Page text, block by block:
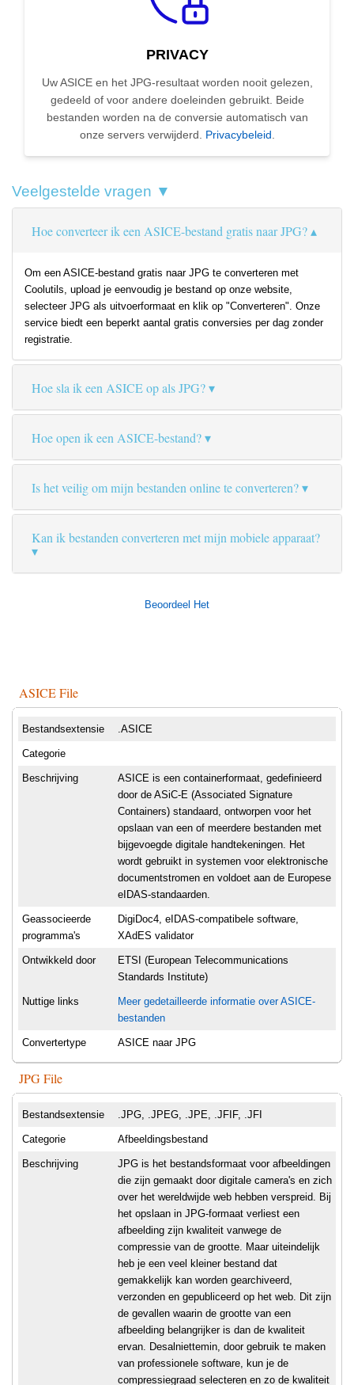
PRIVACY
Uw ASICE en het JPG-resultaat worden nooit gelezen,
gedeeld of voor andere doeleinden gebruikt. Beide
bestanden worden na de conversie automatisch van
onze servers verwijderd. Privacybeleid
Veelgestelde vragen ▼
Hoe converteer ik een ASICE-bestand gratis naar JPG?
Om een ASICE-bestand gratis naar JPG te converteren met
Coolutils, upload je eenvoudig je bestand op onze website,
selecteer JPG als uitvoerformaat en klik op "Converteren". Onze
service biedt een beperkt aantal gratis conversies per dag zonder
registratie.
Hoe sla ik een ASICE op als JPG?
Hoe open ik een ASICE-bestand?
Is het veilig om mijn bestanden online te converteren?
Kan ik bestanden converteren met mijn mobiele apparaat?
Beoordeel Het
ASICE File
Bestandsextensie .ASICE
Categorie
Beschrijving
ASICE is een containerformaat, gedefinieerd
door de ASiC-E (Associated Signature
Containers) standaard, ontworpen voor het
opslaan van een of meerdere bestanden met
bijgevoegde digitale handtekeningen. Het
wordt gebruikt in systemen voor elektronische
documentstromen en voldoet aan de Europese
eIDAS-standaarden.
Geassocieerde
programma's
DigiDoc4, eIDAS-compatibele software,
XAdES validator
Ontwikkeld door
ETSI (European Telecommunications
Standards Institute)
Nuttige links
Meer gedetailleerde informatie over ASICE-
bestanden
Convertertype ASICE naar JPG
JPG File
Bestandsextensie .JPG, .JPEG, .JPE, .JFIF, .JFI
Categorie Afbeeldingsbestand
Beschrijving
JPG is het bestandsformaat voor afbeeldingen
die zijn gemaakt door digitale camera's en zich
over het wereldwijde web hebben verspreid. Bij
het opslaan in JPG-formaat verliest een
afbeelding zijn kwaliteit vanwege de
compressie van de grootte. Maar uiteindelijk
heb je een veel kleiner bestand dat
gemakkelijk kan worden gearchiveerd,
verzonden en gepubliceerd op het web. Dit zijn
de gevallen waarin de grootte van een
afbeelding belangrijker is dan de kwaliteit
ervan. Desalniettemin, door gebruik te maken
van professionele software, kun je de
compressiegraad selecteren en zo de kwaliteit